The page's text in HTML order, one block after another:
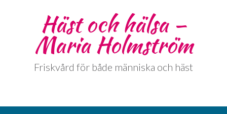
Häst och hälsa –
Maria Holmström
Friskvård för både människa och häst